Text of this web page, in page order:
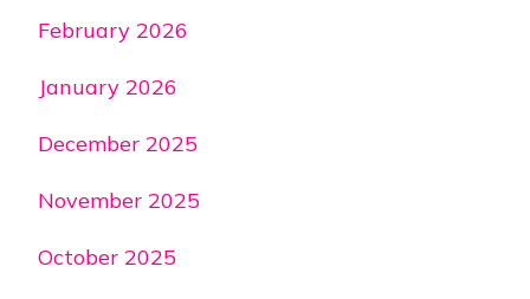
February 2026
January 2026
December 2025
November 2025
October 2025